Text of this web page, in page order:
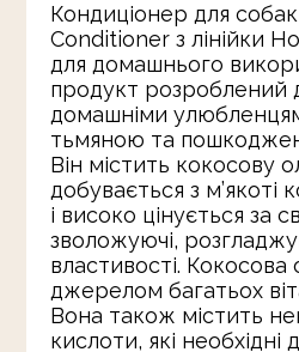
Кондиціонер для
Conditioner з лінійки
для домашнього
продукт розроблений
домашніми
тьмяною та
Він містить кокосову
добувається з м’якоті
і високо цінується за
зволожуючі,
властивості. Кокосова
джерелом багатьох
Вона також містить
кислоти, які необхідні